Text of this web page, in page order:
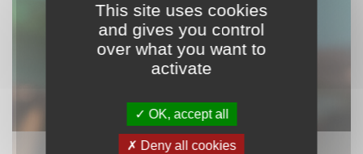
This site uses cookies
and gives you control
over what you want to
activate
OK, accept all
Deny all cookies